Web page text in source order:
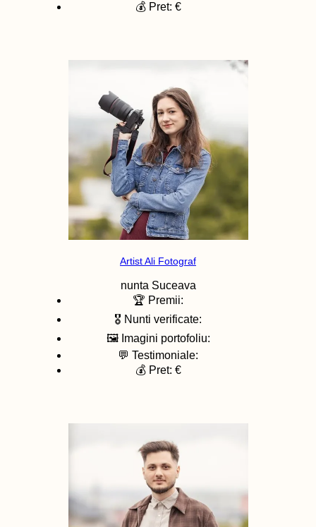
💰 Pret: €
Artist Ali Fotograf
nunta Suceava
🏆 Premii:
🎖️ Nunti verificate:
🖼️ Imagini portofoliu:
💬 Testimoniale:
💰 Pret: €